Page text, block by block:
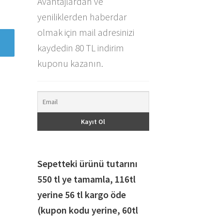
yeniliklerden haberdar
olmak için mail adresinizi
kaydedin 80 TL indirim
kuponu kazanın.
Sepetteki ürünü tutarını
550 tl ye tamamla, 116tl
yerine 56 tl kargo öde
(kupon kodu yerine, 60tl